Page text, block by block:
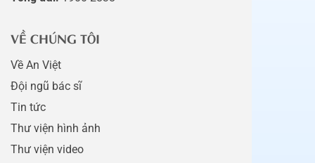
VỀ CHÚNG TÔI
Về An Việt
Đội ngũ bác sĩ
Tin tức
Thư viện hình ảnh
Thư viện video